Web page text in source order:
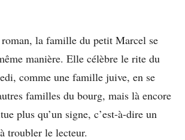
la famille du petit Marcel se
manière. Elle célèbre le rite du
comme une famille juive, en se
familles du bourg, mais là encore
plus qu’un signe, c’est-à-dire un
troubler le lecteur.